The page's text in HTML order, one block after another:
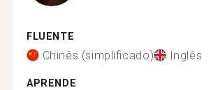
FLUENTE
Chinês (simplificado) Inglês
APRENDE